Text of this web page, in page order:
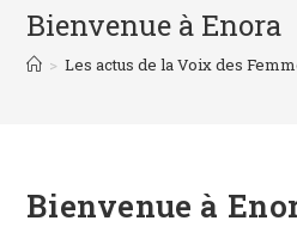
Bienvenue à Enora
> Les actus de la Voix des
Bienvenue à